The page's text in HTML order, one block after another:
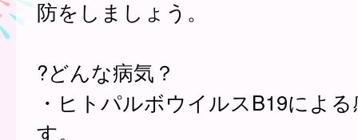
防をしましょう。
?どんな病気？
・ヒトパルボウイルスB19によ
す。